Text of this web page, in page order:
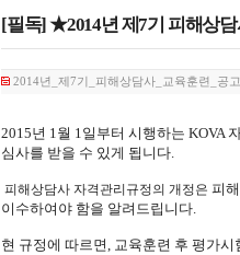
자격복원
[필독] ★2014년 제7기 피해상
2014년_제7기_피해상담사_교육훈련_공
2015년 1월 1일부터 시행하는 KOVA
심사를 받을 수 있게 됩니다.
피해상담사 자격관리규정의 개정은 피
이수하여야 함을 알려드립니다.
현 규정에 따르면, 교육훈련 후 평가